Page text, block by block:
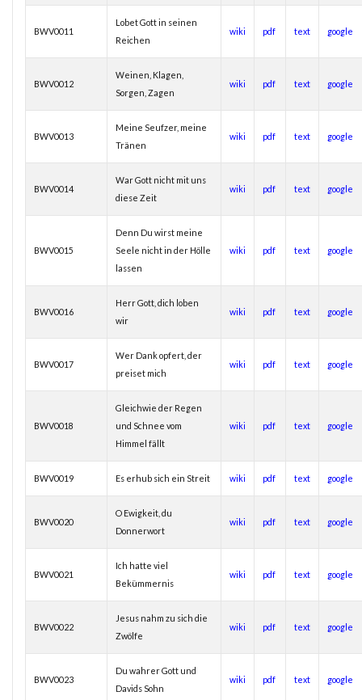
BWV0011
Lobet Gott in seinen
Reichen
wiki pdf text google
BWV0012
Weinen, Klagen,
Sorgen, Zagen
wiki pdf text google
BWV0013
Meine Seufzer, meine
Tränen
wiki pdf text google
BWV0014
War Gott nicht mit uns
diese Zeit
wiki pdf text google
BWV0015
Denn Du wirst meine
Seele nicht in der Hölle
lassen
wiki pdf text google
BWV0016
Herr Gott, dich loben
wir
wiki pdf text google
BWV0017
Wer Dank opfert, der
preiset mich
wiki pdf text google
BWV0018
Gleichwie der Regen
und Schnee vom
Himmel fällt
wiki pdf text google
BWV0019 Es erhub sich ein Streit wiki pdf text google
BWV0020
O Ewigkeit, du
Donnerwort
wiki pdf text google
BWV0021
Ich hatte viel
Bekümmernis
wiki pdf text google
BWV0022
Jesus nahm zu sich die
Zwölfe
wiki pdf text google
BWV0023
Du wahrer Gott und
Davids Sohn
wiki pdf text google